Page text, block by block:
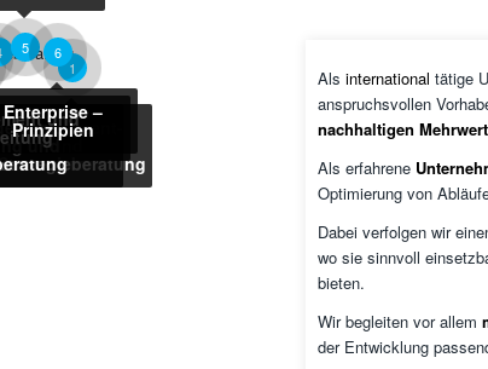
1
Management-
und
und
und
5 6
Enterprise –
Prinzipien
Als international tätige
anspruchsvollen
nachhaltigen Mehrwert
Als erfahrene
Optimierung von
Dabei verfolgen wir
wo sie sinnvoll
bieten.
Wir begleiten vor allem
der Entwicklung